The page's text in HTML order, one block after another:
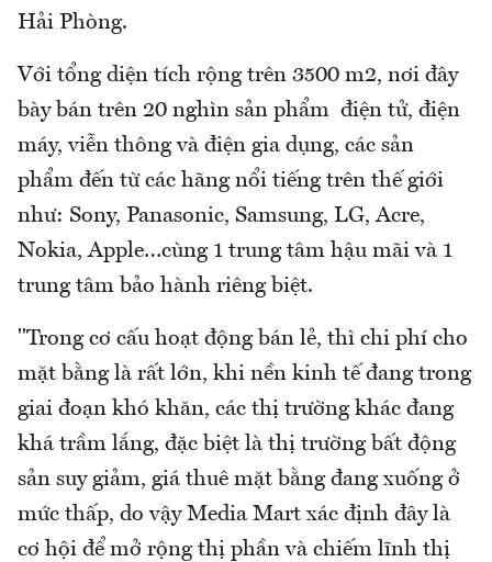
Hải Phòng.
Với tổng diện tích rộng trên 3500 m2, nơi đây
bày bán trên 20 nghìn sản phẩm điện tử, điện
máy, viễn thông và điện gia dụng, các sản
phẩm đến từ các hãng nổi tiếng trên thế giới
như: Sony, Panasonic, Samsung, LG, Acre,
Nokia, Apple…cùng 1 trung tâm hậu mãi và 1
trung tâm bảo hành riêng biệt.
"Trong cơ cấu hoạt động bán lẻ, thì chi phí cho
mặt bằng là rất lớn, khi nền kinh tế đang trong
giai đoạn khó khăn, các thị trường khác đang
khá trầm lắng, đặc biệt là thị trường bất động
sản suy giảm, giá thuê mặt bằng đang xuống ở
mức thấp, do vậy Media Mart xác định đây là
cơ hội để mở rộng thị phần và chiếm lĩnh thị